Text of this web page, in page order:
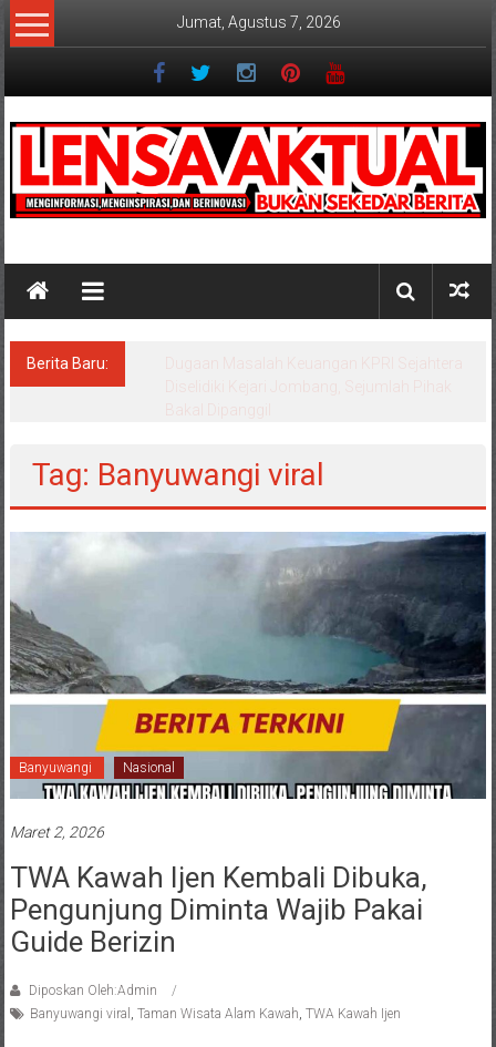
Lompat
ke
Jumat, Agustus 7, 2026
Berita Baru:
Program Kampung Nelayan Merah Putih
Masuk Lamongan, Paciran & Brondong Jadi
Pusat Ekonomi Pesisir
Tag: Banyuwangi viral
Banyuwangi Nasional
Maret 2, 2026
TWA Kawah Ijen Kembali Dibuka,
Pengunjung Diminta Wajib Pakai
Guide Berizin
Diposkan Oleh:Admin
Banyuwangi viral
Taman Wisata Alam Kawah TWA Kawah Ijen